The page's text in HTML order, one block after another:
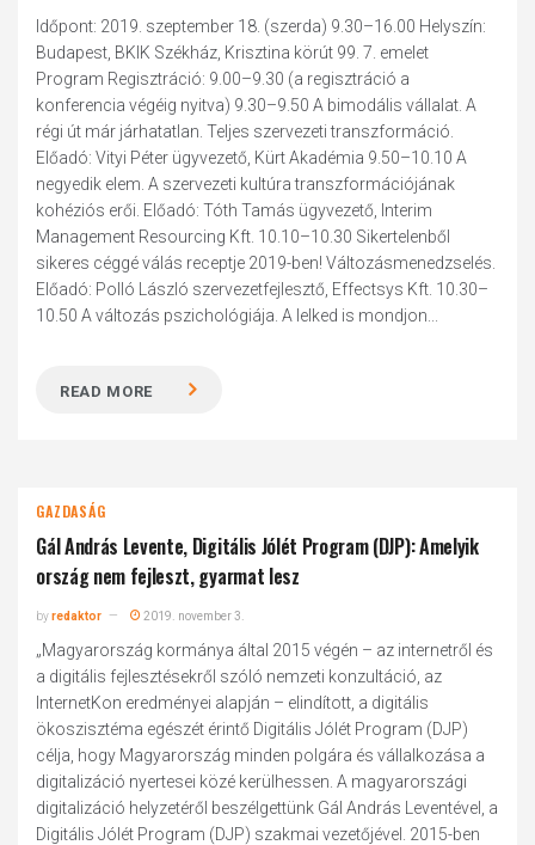
Időpont: 2019. szeptember 18. (szerda) 9.30–16.00 Helyszín:
Budapest, BKIK Székház, Krisztina körút 99. 7. emelet
Program Regisztráció: 9.00–9.30 (a regisztráció a
konferencia végéig nyitva) 9.30–9.50 A bimodális vállalat. A
régi út már járhatatlan. Teljes szervezeti transzformáció.
Előadó: Vityi Péter ügyvezető, Kürt Akadémia 9.50–10.10 A
negyedik elem. A szervezeti kultúra transzformációjának
kohéziós erői. Előadó: Tóth Tamás ügyvezető, Interim
Management Resourcing Kft. 10.10–10.30 Sikertelenből
sikeres céggé válás receptje 2019-ben! Változásmenedzselés.
Előadó: Polló László szervezetfejlesztő, Effectsys Kft. 10.30–
10.50 A változás pszichológiája. A lelked is mondjon...
READ MORE
GAZDASÁG
Gál András Levente, Digitális Jólét Program (DJP): Amelyik
ország nem fejleszt, gyarmat lesz
byredaktor 2019. november 3.
„Magyarország kormánya által 2015 végén – az internetről és
a digitális fejlesztésekről szóló nemzeti konzultáció, az
InternetKon eredményei alapján – elindított, a digitális
ökoszisztéma egészét érintő Digitális Jólét Program (DJP)
célja, hogy Magyarország minden polgára és vállalkozása a
digitalizáció nyertesei közé kerülhessen. A magyarországi
digitalizáció helyzetéről beszélgettünk Gál András Leventével, a
Digitális Jólét Program (DJP) szakmai vezetőjével. 2015-ben